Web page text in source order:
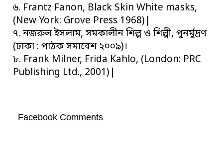
৬. Frantz Fanon, Black Skin White masks,
(New York: Grove Press 1968)|
৭. নজরুল ইসলাম, সমকালীন শিল্প ও শিল্পী, পুনর্মুদ্রণ
(ঢাকা : পাঠক সমাবেশ ২০০৯)।
৮. Frank Milner, Frida Kahlo, (London: PRC
Publishing Ltd., 2001)|
Facebook Comments